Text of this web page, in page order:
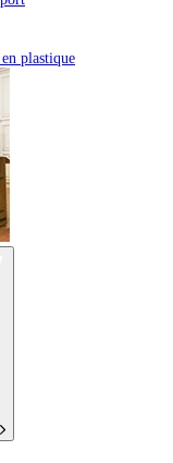
plastique